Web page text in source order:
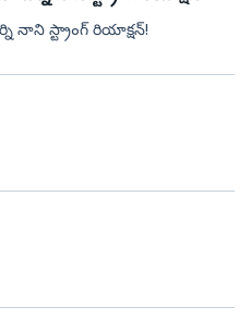
నాని స్ట్రాంగ్ రియాక్షన్!